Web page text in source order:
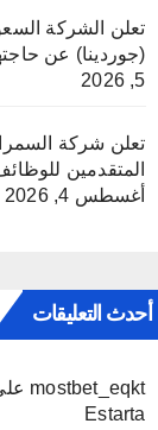
تعلن الشركة
(جوردينا) عن
5, 2026
تعلن شركة السمرا
المتقدمين
أغسطس 4, 2026
أحدث التعليقات
mostbet_eqkt
Estarta